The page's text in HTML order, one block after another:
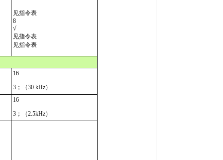
见指令表
8
√
见指令表
见指令表
16
3；（30 kHz）
16
3；（2.5kHz）